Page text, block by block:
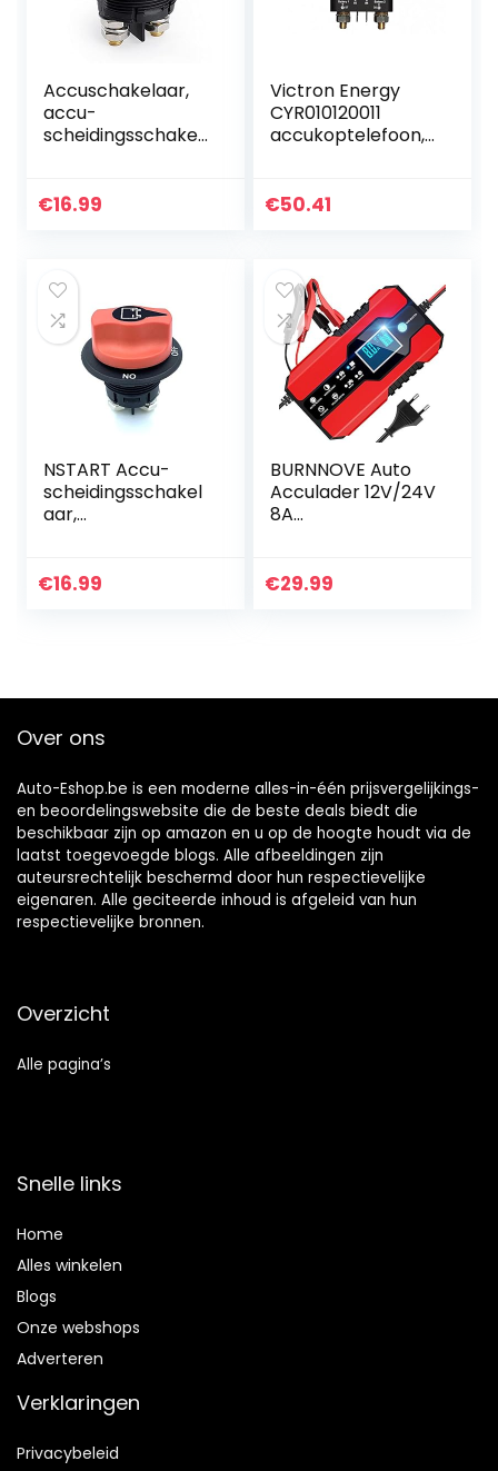
Accuschakelaar,
accu-
scheidingsschakel
afdekking,
€16.99
Victron Energy
CYR010120011
accukoptelefoon,
eenheidsmaat
€50.41
NSTART Accu-
scheidingsschakel
aar,
auto-
€16.99
BURNNOVE Auto
Acculader 12V/24V
8A
Acculader met LED
€29.99
Over ons
Auto-Eshop.be is een moderne alles-in-één prijsvergelijkings-
en beoordelingswebsite die de beste deals biedt die
beschikbaar zijn op amazon en u op de hoogte houdt via de
laatst toegevoegde blogs. Alle afbeeldingen zijn
auteursrechtelijk beschermd door hun respectievelijke
eigenaren. Alle geciteerde inhoud is afgeleid van hun
respectievelijke bronnen.
Overzicht
Alle pagina’s
Snelle links
Home
Alles winkelen
Blogs
Onze webshops
Adverteren
Verklaringen
Privacybeleid